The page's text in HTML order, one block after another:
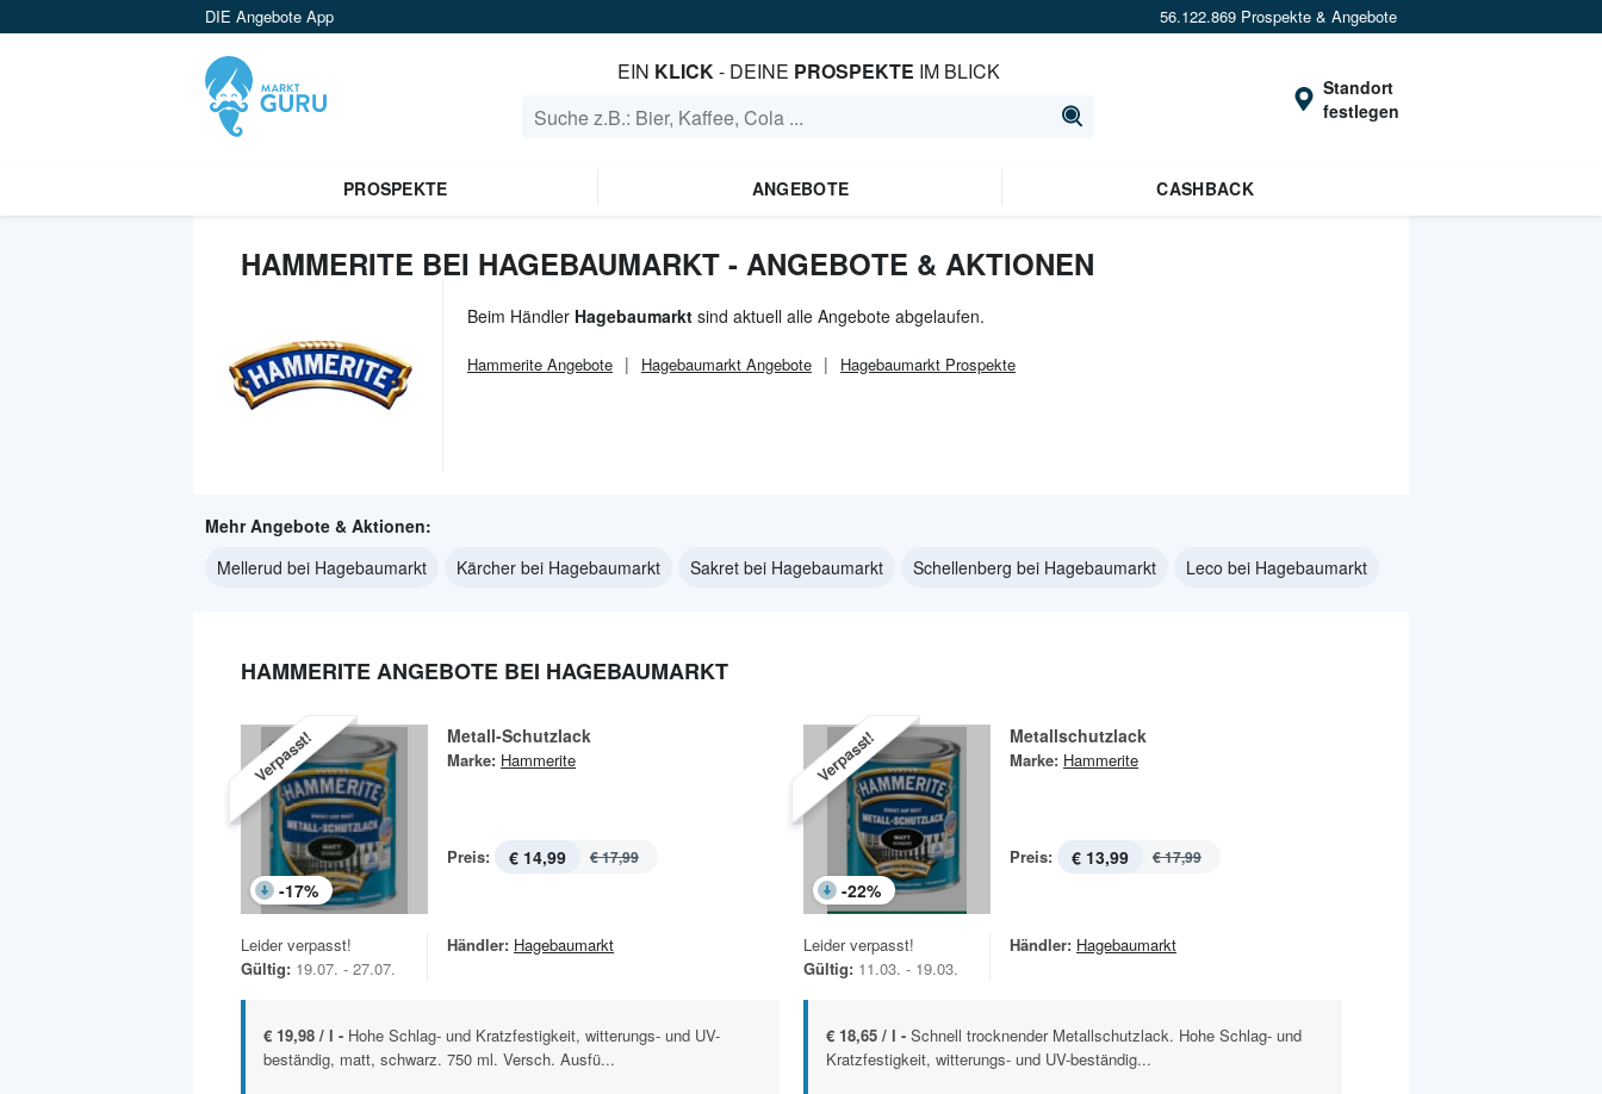
DIE Angebote App 56.122.869 Prospekte & Angebote
EIN KLICK- DEINE PROSPEKTE IM BLICK
Standort
festlegen
PROSPEKTE ANGEBOTE CASHBACK
HAMMERITE BEI HAGEBAUMARKT - ANGEBOTE & AKTIONEN
Beim Händler Hagebaumarkt sind aktuell alle Angebote abgelaufen.
Hammerite Angebote Hagebaumarkt Angebote Hagebaumarkt Prospekte
Mehr Angebote & Aktionen:
Mellerud bei Hagebaumarkt
Kärcher bei Hagebaumarkt Sakret bei Hagebaumarkt Schellenberg bei Hagebaumarkt Leco bei Hagebaumarkt
HAMMERITE ANGEBOTE BEI HAGEBAUMARKT
Verpasst!
-17%
Metall-Schutzlack
Marke: Hammerite
Preis: € 14,99 € 17,99
Leider verpasst!
Gültig: 19.07. - 27.07.
Händler: Hagebaumarkt
€ 19,98 / l - Hohe Schlag- und Kratzfestigkeit, witterungs- und UV-
beständig, matt, schwarz. 750 ml. Versch. Ausfü...
Verpasst!
-22%
Metallschutzlack
Marke: Hammerite
Preis: € 13,99 € 17,99
Leider verpasst!
Gültig: 11.03. - 19.03.
Händler: Hagebaumarkt
€ 18,65 / l - Schnell trocknender Metallschutzlack. Hohe Schlag- und
Kratzfestigkeit, witterungs- und UV-beständig...